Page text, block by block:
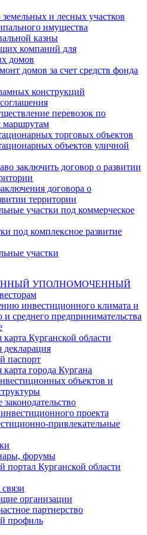
и лесных участков
имущества
казны
компаний для
домов
домов за счет средств фонда
конструкций
перевозок по
торговых объектов
объектов уличной
заключить договор о развитии
договора о
территории
участки под коммерческое
под комплексное развитие
участки
УПОЛНОМОЧЕННЫЙ
инвестиционного климата и
и среднего предпринимательства
Курганской области
паспорт
города Кургана
объектов и
проекта
привлекательные
форумы
Курганской области
организации
партнерство
профиль